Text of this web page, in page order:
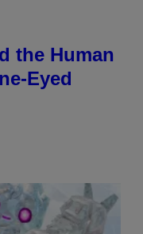
the Human
Eyed